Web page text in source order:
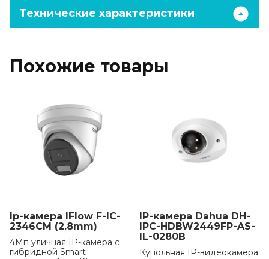
Технические характеристики
Похожие товары
Ip-камера IFlow F-IC-
2346CM (2.8mm)
4Мп уличная IP-камера с
гибридной Smart
IP-камера Dahua DH-
IPC-HDBW2449FP-AS-
IL-0280B
Купольная IP-видеокамера